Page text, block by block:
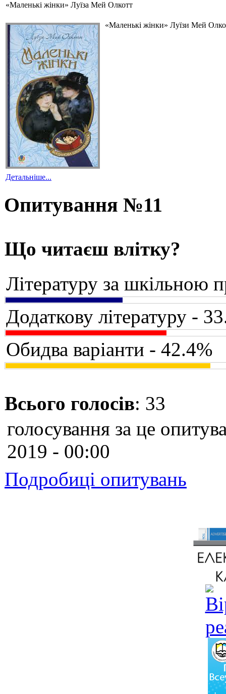
«Маленькі жінки» Луїза Мей Олкотт
«Маленькі жінки» Луїзи Мей
Детальніше...
Опитування №11
Що читаєш влітку?
Літературу за шкільною
Додаткову літературу -
Обидва варіанти - 42.4%
Всього голосів: 33
голосування за це
2019 - 00:00
Подробиці опитувань